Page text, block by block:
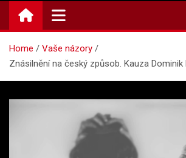
Home
Vaše názory
Znásilnění na český způsob. Kauza Dominik